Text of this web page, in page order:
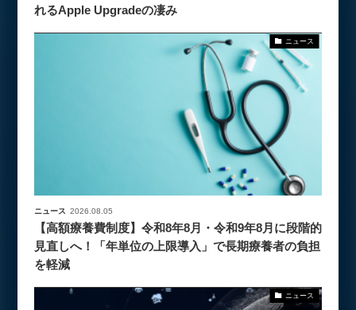
れるApple Upgradeの凄み
ニュース
ニュース 2026.08.05
【高額療養費制度】令和8年8月・令和9年8月に段階的
見直しへ！「年単位の上限導入」で長期療養者の負担
を軽減
ニュース